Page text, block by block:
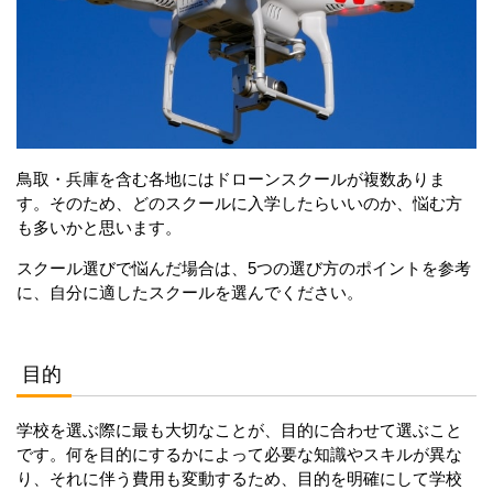
鳥取・兵庫を含む各地にはドローンスクールが複数ありま
す。そのため、どのスクールに入学したらいいのか、悩む方
も多いかと思います。
スクール選びで悩んだ場合は、5つの選び方のポイントを参考
に、自分に適したスクールを選んでください。
目的
学校を選ぶ際に最も大切なことが、目的に合わせて選ぶこと
です。何を目的にするかによって必要な知識やスキルが異な
り、それに伴う費用も変動するため、目的を明確にして学校